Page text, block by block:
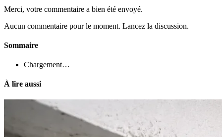
Merci, votre commentaire a bien été envoyé.
Aucun commentaire pour le moment. Lancez la discussion.
Sommaire
Chargement…
À lire aussi